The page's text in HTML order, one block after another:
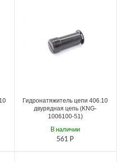
Гидронатяжитель цепи 406.10
двурядная цепь (KNG-
1006100-51)
561 Р
В наличии